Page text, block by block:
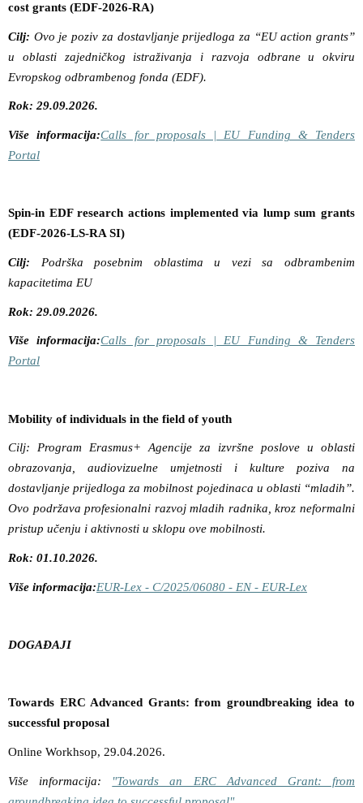
cost grants (EDF-2026-RA)
Cilj: Ovo je poziv za dostavljanje prijedloga za “EU action grants”
u oblasti zajedničkog istraživanja i razvoja odbrane u okviru
Evropskog odbrambenog fonda (EDF).
Rok: 29.09.2026.
Više informacija:Calls for proposals | EU Funding & Tenders
Portal
Spin-in EDF research actions implemented via lump sum grants
(EDF-2026-LS-RA SI)
Cilj: Podrška posebnim oblastima u vezi sa odbrambenim
kapacitetima EU
Rok: 29.09.2026.
Više informacija:Calls for proposals | EU Funding & Tenders
Portal
Mobility of individuals in the field of youth
Cilj: Program Erasmus+ Agencije za izvršne poslove u oblasti
obrazovanja, audiovizuelne umjetnosti i kulture poziva na
dostavljanje prijedloga za mobilnost pojedinaca u oblasti “mladih”.
Ovo podržava profesionalni razvoj mladih radnika, kroz neformalni
pristup učenju i aktivnosti u sklopu ove mobilnosti.
Rok: 01.10.2026.
Više informacija:EUR-Lex - C/2025/06080 - EN - EUR-Lex
DOGAĐAJI
Towards ERC Advanced Grants: from groundbreaking idea to
successful proposal
Online Workhsop, 29.04.2026.
Više informacija:
"Towards an ERC Advanced Grant: from